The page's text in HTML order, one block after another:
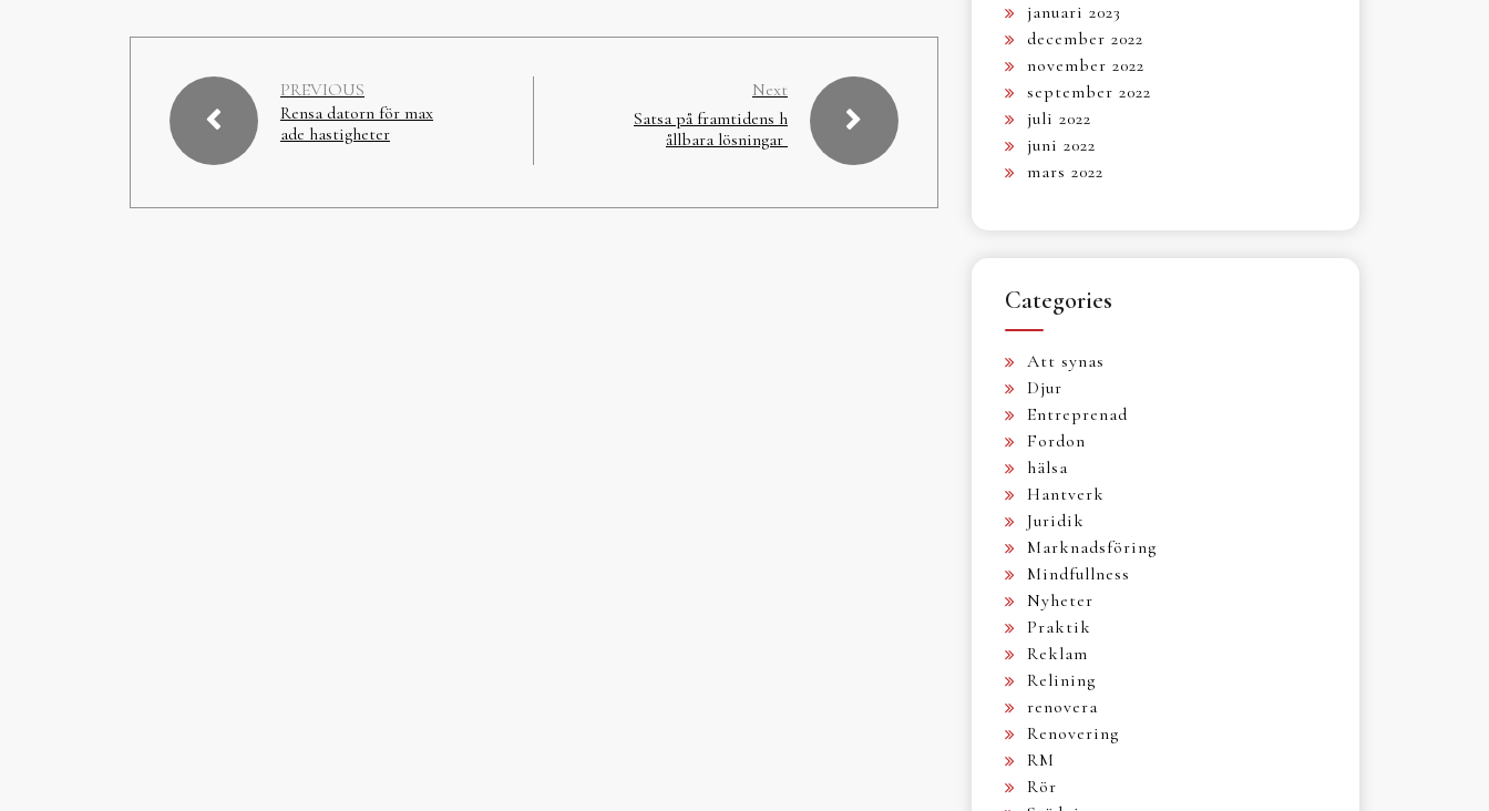
PREVIOUS
Rensa datorn för max
ade hastigheter
Next
Satsa på framtidens h
ållbara lösningar
januari 2023
december 2022
november 2022
september 2022
juli 2022
juni 2022
mars 2022
Categories
Att synas
Djur
Entreprenad
Fordon
hälsa
Hantverk
Juridik
Marknadsföring
Mindfullness
Nyheter
Praktik
Reklam
Relining
renovera
Renovering
RM
Rör